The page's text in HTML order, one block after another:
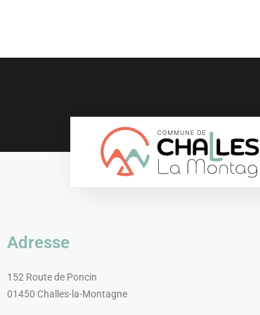
Adresse
152 Route de Poncin
01450 Challes-la-Montagne